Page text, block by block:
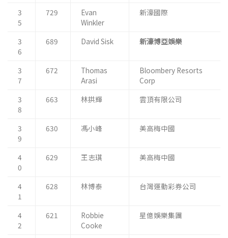
3
5
729
Evan
Winkler
新濠國際
3
6
689 David Sisk 新濠博亞娛樂
3
7
672
Thomas
Arasi
Bloombery Resorts
Corp
3
8
663 林拱輝 雲頂有限公司
3
9
630 馮小峰 美高梅中國
4
0
629 王志琪 美高梅中國
4
1
628 林博泰 台灣運動彩券公司
4
2
621
Robbie
Cooke
星億娛樂集團